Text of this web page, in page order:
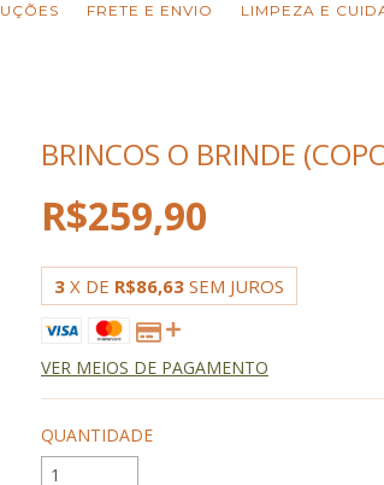
FRETE E ENVIO LIMPEZA E
BRINCOS O BRINDE
R$259,90
3 X DE R$86,63 SEM JUROS
VER MEIOS DE PAGAMENTO
QUANTIDADE